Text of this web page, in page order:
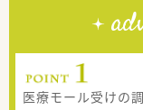
医療モール受けの